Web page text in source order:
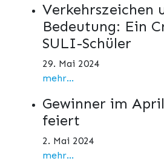
Verkehrszeichen
Bedeutung: Ein
SULI-Schüler
29. Mai 2024
mehr...
Gewinner im
feiert
2. Mai 2024
mehr...